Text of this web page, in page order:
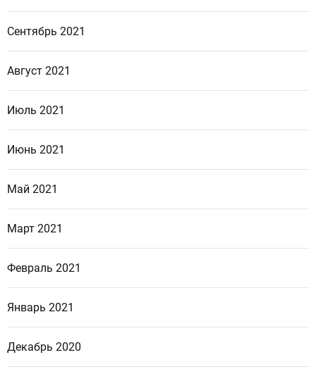
Сентябрь 2021
Август 2021
Июль 2021
Июнь 2021
Май 2021
Март 2021
Февраль 2021
Январь 2021
Декабрь 2020